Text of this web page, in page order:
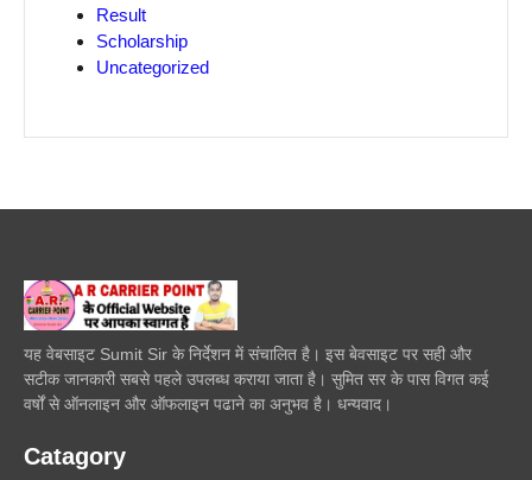
Result
Scholarship
Uncategorized
यह वेबसाइट Sumit Sir के निर्देशन में संचालित है। इस बेवसाइट पर सही और
सटीक जानकारी सबसे पहले उपलब्ध कराया जाता है। सुमित सर के पास विगत कई
वर्षों से ऑनलाइन और ऑफलाइन पढाने का अनुभव है। धन्यवाद।
Catagory